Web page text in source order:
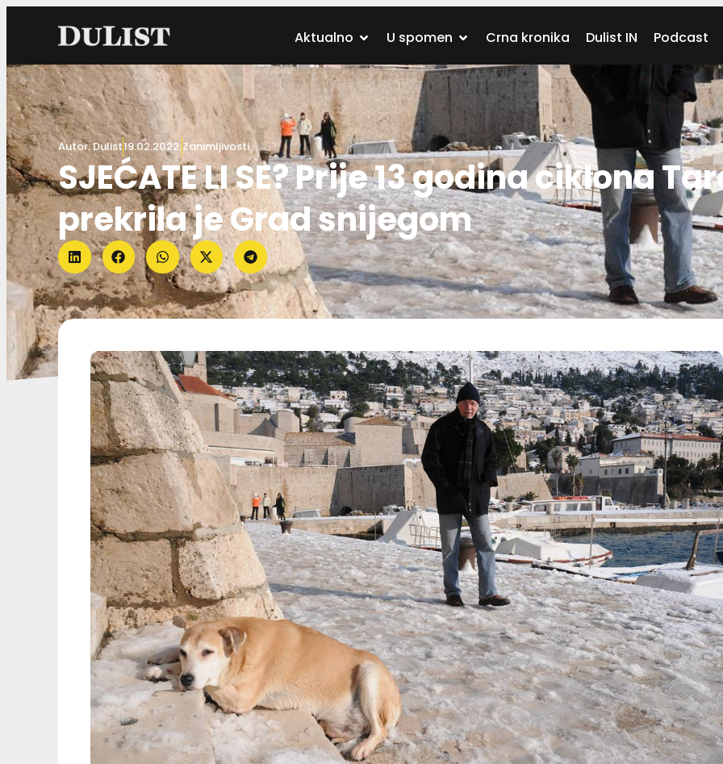
Aktualno U spomen Crna kronika Dulist IN Podcast
Autor: Dulist19.02.2022.Zanimljivosti
SJEĆATE LI SE? Prije 13 godina ciklona
prekrila je Grad snijegom